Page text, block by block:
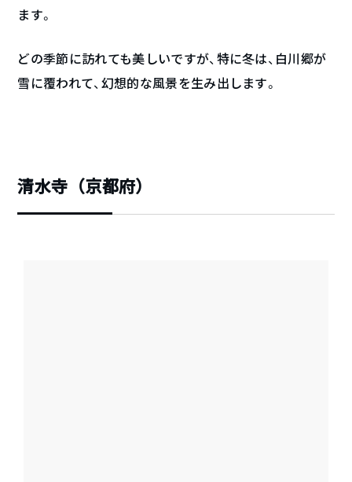
ます。
どの季節に訪れても美しいですが、特に冬は、白川郷が
雪に覆われて、幻想的な風景を生み出します。
清水寺（京都府）